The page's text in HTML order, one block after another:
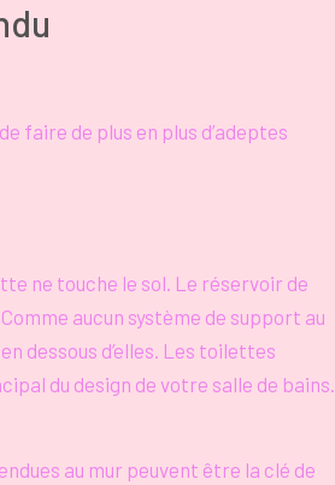
faire de plus en plus d’adeptes
ne touche le sol. Le réservoir de
aucun système de support au
dessous d’elles. Les toilettes
du design de votre salle de bains.
au mur peuvent être la clé de